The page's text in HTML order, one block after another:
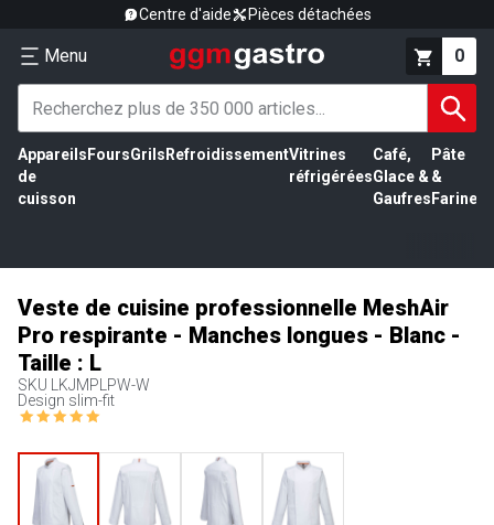
Centre d'aide Pièces détachées
Menu 0
Appareils
de
cuisson
FoursGrils RefroidissementVitrines
réfrigérées
Café,
Glace &
Gaufres
Pâte
&
Farine
Veste de cuisine professionnelle MeshAir
Pro respirante - Manches longues - Blanc -
Taille : L
SKU
LKJMPLPW-W
Design slim-fit